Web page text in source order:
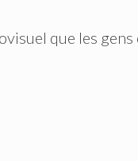
que les